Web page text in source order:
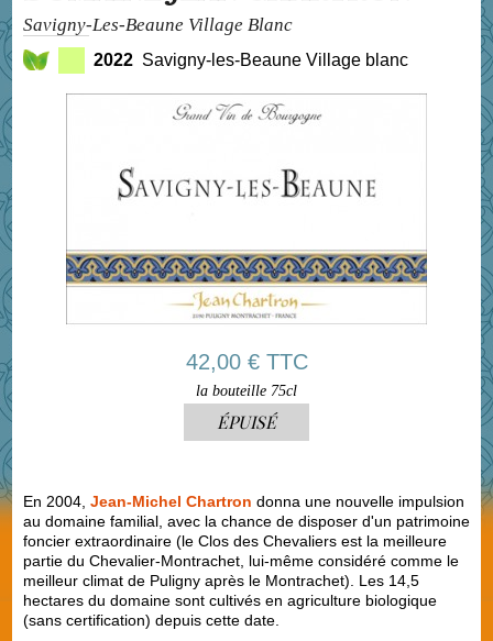
Savigny-Les-Beaune Village Blanc
2022 Savigny-les-Beaune Village blanc
42,00 € TTC
la bouteille 75cl
ÉPUISÉ
En 2004, Jean-Michel Chartron donna une nouvelle impulsion
au domaine familial, avec la chance de disposer d'un patrimoine
foncier extraordinaire (le Clos des Chevaliers est la meilleure
partie du Chevalier-Montrachet, lui-même considéré comme le
meilleur climat de Puligny après le Montrachet). Les 14,5
hectares du domaine sont cultivés en agriculture biologique
(sans certification) depuis cette date.